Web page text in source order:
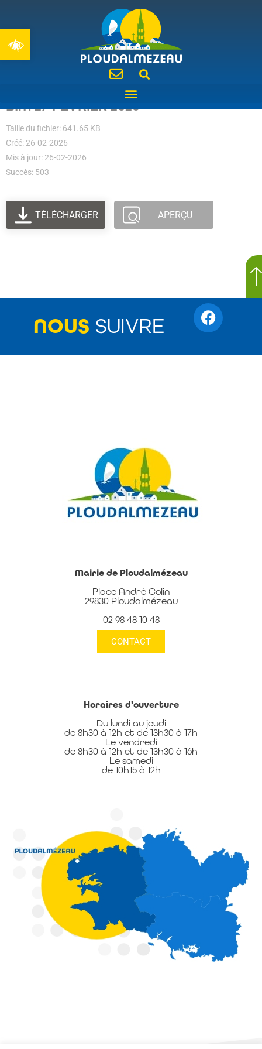
Ouvrir la barre d’outils
BIM 27 FÉVRIER 2026
Taille du fichier: 641.65 KB
Créé: 26-02-2026
Mis à jour: 26-02-2026
Succès: 503
TÉLÉCHARGER APERÇU
NOUS SUIVRE
Mairie de Ploudalmézeau
Place André Colin
29830 Ploudalmézeau
02 98 48 10 48
CONTACT
Horaires d'ouverture
Du lundi au jeudi
de 8h30 à 12h et de 13h30 à 17h
Le vendredi
de 8h30 à 12h et de 13h30 à 16h
Le samedi
de 10h15 à 12h